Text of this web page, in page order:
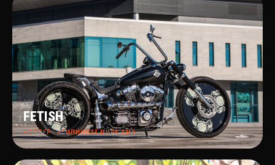
2013
FETISH
ЧОППЕР · ЧЕМПИОНАТ МИРА AMD